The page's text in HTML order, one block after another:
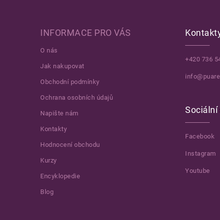
INFORMACE PRO VÁS
O nás
Jak nakupovat
Obchodní podmínky
Ochrana osobních údajů
Napište nám
Kontakty
Hodnocení obchodu
Kurzy
Encyklopedie
Blog
+420 736
Sociální
Facebook
Instagram
Youtube